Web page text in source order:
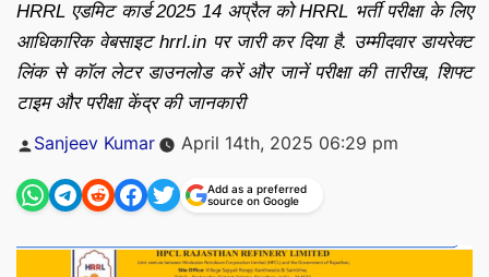
HRRL एडमिट कार्ड 2025 14 अप्रैल को HRRL भर्ती परीक्षा के लिए
आधिकारिक वेबसाइट hrrl.in पर जारी कर दिया है. उम्मीदवार डायरेक्ट
लिंक से कॉल लेटर डाउनलोड करें और जानें परीक्षा की तारीख, शिफ्ट
टाइम और परीक्षा केंद्र की जानकारी
Posted
Sanjeev Kumar April 14th, 2025 06:29 pm
Add as a preferred
source on Google